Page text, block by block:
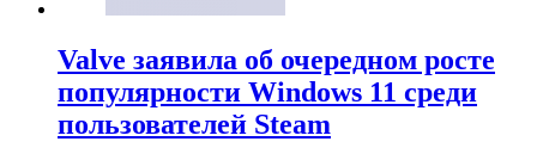
Valve заявила об очередном росте
популярности Windows 11 среди
пользователей Steam